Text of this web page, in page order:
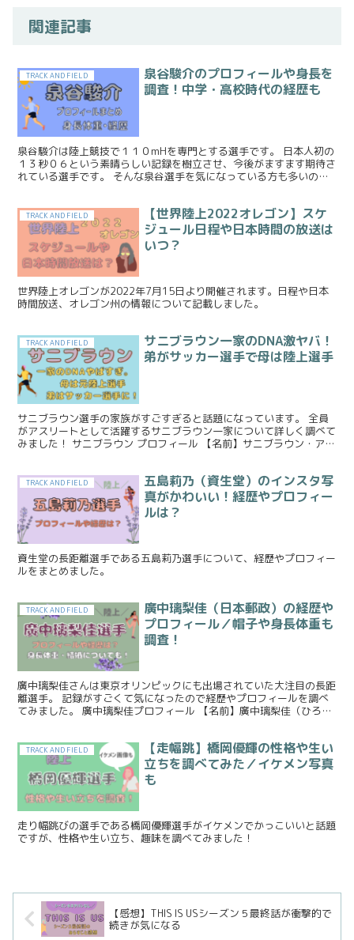
関連記事
TRACK AND FIELD
泉谷駿介のプロフィールや身長を
調査！中学・高校時代の経歴も
泉谷駿介は陸上競技で１１０mHを専門とする選手です。 日本人初の
１３秒０６という素晴らしい記録を樹立させ、今後がますます期待さ
れている選手です。 そんな泉谷選手を気になっている方も多いので
TRACK AND FIELD
【世界陸上2022オレゴン】スケ
ジュール日程や日本時間の放送は
いつ？
世界陸上オレゴンが2022年7月15日より開催されます。日程や日本
時間放送、オレゴン州の情報について記載しました。
TRACK AND FIELD
サニブラウン一家のDNA激ヤバ！
弟がサッカー選手で母は陸上選手
サニブラウン選手の家族がすごすぎると話題になっています。 全員
がアスリートとして活躍するサニブラウン一家について詳しく調べて
みました！ サニブラウン プロフィール 【名前】サニブラウン・アブ
TRACK AND FIELD
五島莉乃（資生堂）のインスタ写
真がかわいい！経歴やプロフィー
ルは？
資生堂の長距離選手である五島莉乃選手について、経歴やプロフィー
ルをまとめました。
TRACK AND FIELD
廣中璃梨佳（日本郵政）の経歴や
プロフィール／帽子や身長体重も
調査！
廣中璃梨佳さんは東京オリンピックにも出場されていた大注目の長距
離選手。 記録がすごくて気になったので経歴やプロフィールを調べ
てみました。 廣中璃梨佳プロフィール 【名前】廣中璃梨佳（ひろな
TRACK AND FIELD
【走幅跳】橋岡優輝の性格や生い
立ちを調べてみた／イケメン写真
も
走り幅跳びの選手である橋岡優輝選手がイケメンでかっこいいと話題
ですが、性格や生い立ち、趣味を調べてみました！
【感想】THIS IS USシーズン５最終話が衝撃的で
続きが気になる